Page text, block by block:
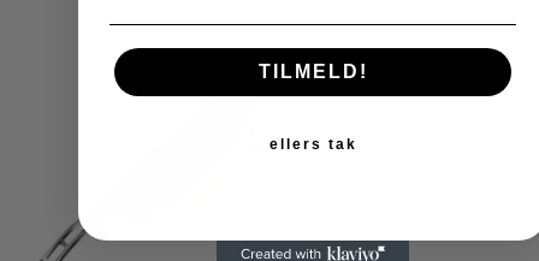
TILMELD!
ellers tak